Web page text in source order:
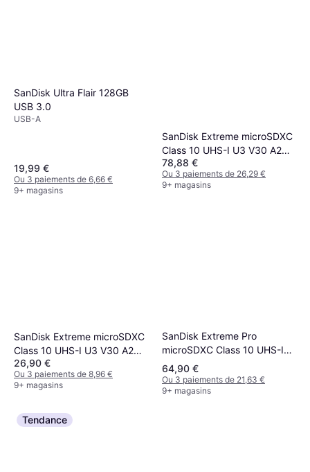
SanDisk Ultra Flair 128GB
USB 3.0
USB-A
19,99 €
Ou 3 paiements de 6,66 €
9+ magasins
SanDisk Extreme microSDXC
Class 10 UHS-I U3 V30 A2
160/90MB/s 512GB
78,88 €
Ou 3 paiements de 26,29 €
9+ magasins
SanDisk Extreme microSDXC
Class 10 UHS-I U3 V30 A2
190/90MB/s 128GB +SD
Adapter
26,90 €
Ou 3 paiements de 8,96 €
9+ magasins
SanDisk Extreme Pro
microSDXC Class 10 UHS-I
U3 V30 A2 200/140MB/s
256GB
64,90 €
Ou 3 paiements de 21,63 €
9+ magasins
Tendance